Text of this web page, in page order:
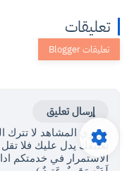
تعليقات
إرسال تعليق
عزيزي المشاهد لا تترك
تعليقك يدل عليك فلا
الاستمرار في خدمتكم